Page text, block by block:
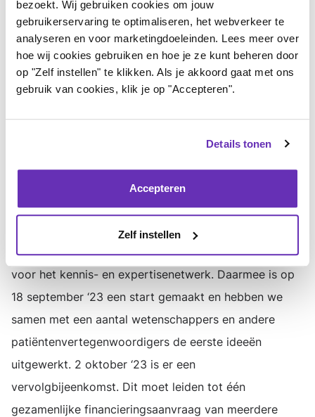
bezoekt. Wij gebruiken cookies om jouw
gebruikerservaring te optimaliseren, het webverkeer te
analyseren en voor marketingdoeleinden. Lees meer over
hoe wij cookies gebruiken en hoe je ze kunt beheren door
op "Zelf instellen" te klikken. Als je akkoord gaat met ons
gebruik van cookies, klik je op "Accepteren".
Details tonen
Accepteren
Zelf instellen
deze rol te vervullen. Over hoe dit gaat, zullen we later
meer over vertellen.
Opzetten van een kennis- en
expertisenetwerk
zorgprofessionals en patiëntenorganisaties beter
kunnen samenwerken en kennis makkelijker kunnen
delen. We willen dat kennis zo spoedig mogelijk ook in
de praktijk kan worden toegepast.
PostCovid NL schrijft mee aan inhoudelijke voorstellen
voor het kennis- en expertisenetwerk. Daarmee is op
18 september ‘23 een start gemaakt en hebben we
samen met een aantal wetenschappers en andere
patiëntenvertegenwoordigers de eerste ideeën
uitgewerkt. 2 oktober ‘23 is er een
vervolgbijeenkomst. Dit moet leiden tot één
gezamenlijke financieringsaanvraag van meerdere